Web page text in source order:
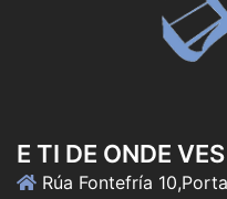
E TI DE ONDE
Rúa Fontefría